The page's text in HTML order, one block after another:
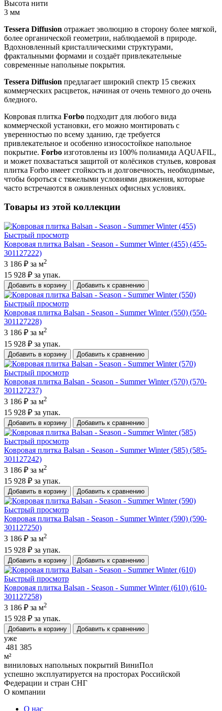
Высота нити
3 мм
Tessera Diffusion отражает эволюцию в сторону более мягкой,
более органической геометрии, наблюдаемой в природе.
Вдохновленный кристаллическими структурами,
фрактальными формами и создаёт привлекательные
современные напольные покрытия.
Tessera Diffusion предлагает широкий спектр 15 свежих
коммерческих расцветок, начиная от очень темного до очень
бледного.
Ковровая плитка Forbo подходит для любого вида
коммерческой установки, его можно монтировать с
уверенностью по всему зданию, где требуется
привлекательное и особенно износостойкое напольное
покрытие. Forbo изготовлены из 100% полиамида AQUAFIL,
и может похвастаться защитой от колёсиков стульев, ковровая
плитка Forbo имеет стойкость и долговечность, необходимые,
чтобы бороться с тяжелыми условиями движения, которые
часто встречаются в оживленных офисных условиях.
Товары из этой коллекции
Быстрый просмотр
Ковровая плитка Balsan - Season - Summer Winter (455) (455-
301127222)
3 186 ₽ за м2
15 928 ₽ за упак.
Добавить в корзину Добавить к сравнению
Быстрый просмотр
Ковровая плитка Balsan - Season - Summer Winter (550) (550-
301127228)
3 186 ₽ за м2
15 928 ₽ за упак.
Добавить в корзину Добавить к сравнению
Быстрый просмотр
Ковровая плитка Balsan - Season - Summer Winter (570) (570-
301127237)
3 186 ₽ за м2
15 928 ₽ за упак.
Добавить в корзину Добавить к сравнению
Быстрый просмотр
Ковровая плитка Balsan - Season - Summer Winter (585) (585-
301127242)
3 186 ₽ за м2
15 928 ₽ за упак.
Добавить в корзину Добавить к сравнению
Быстрый просмотр
Ковровая плитка Balsan - Season - Summer Winter (590) (590-
301127250)
3 186 ₽ за м2
15 928 ₽ за упак.
Добавить в корзину Добавить к сравнению
Быстрый просмотр
Ковровая плитка Balsan - Season - Summer Winter (610) (610-
301127258)
3 186 ₽ за м2
15 928 ₽ за упак.
Добавить в корзину Добавить к сравнению
уже
481 385
м²
виниловых напольных покрытий ВиниПол
успешно эксплуатируется на просторах Российской
Федерации и стран СНГ
О компании
О нас